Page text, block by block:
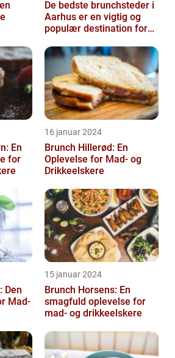
De bedste brunchsteder i
Aarhus er en vigtig og
populær destination for
byen...
En
for
16 januar 2024
Brunch Hillerød: En
Oplevelse for Mad- og
Drikkeelskere
Den
Mad-
15 januar 2024
Brunch Horsens: En
smagfuld oplevelse for
mad- og drikkeelskere